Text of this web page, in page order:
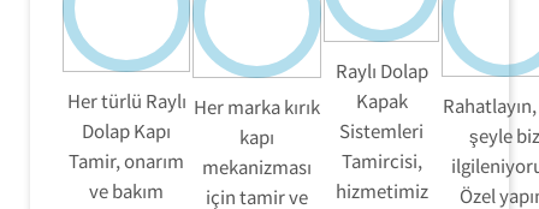
Her türlü Raylı
Dolap Kapı
Tamir, onarım
ve bakım
Her marka kırık
kapı
mekanizması
için tamir ve
Raylı Dolap
Kapak
Sistemleri
Tamircisi,
hizmetimiz
şeyle biz
Özel